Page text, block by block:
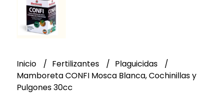
Inicio Fertilizantes
Plaguicidas
Mamboreta CONFI Mosca Blanca, Cochinillas y
Pulgones 30cc